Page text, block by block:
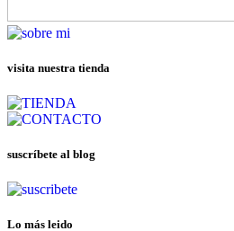
visita nuestra tienda
suscríbete al blog
Lo más leido